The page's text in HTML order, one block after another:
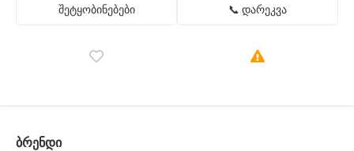
შეტყობინებები 📞 დარეკვა
ბრენდი